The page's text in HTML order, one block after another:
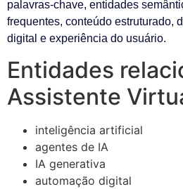
palavras-chave, entidades
frequentes, conteúdo estruturado,
digital e experiência do usuário.
Entidades
Assistente
inteligência artificial
agentes de IA
IA generativa
automação digital